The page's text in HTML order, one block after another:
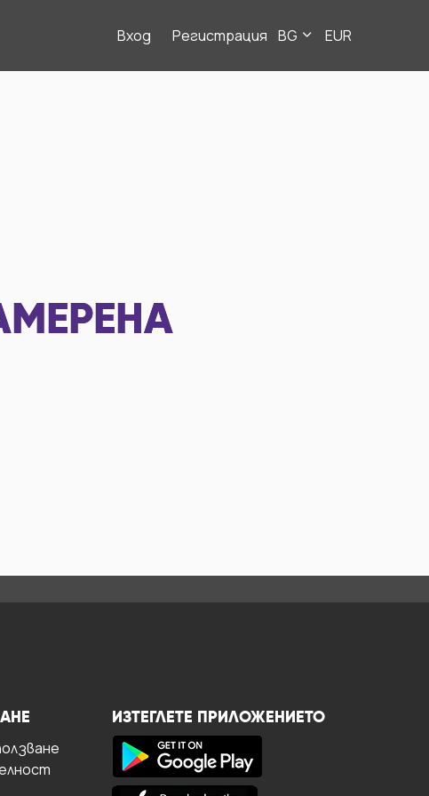
Вход Регистрация BG EUR
ИЗТЕГЛЕТЕ ПРИЛОЖЕНИЕТО